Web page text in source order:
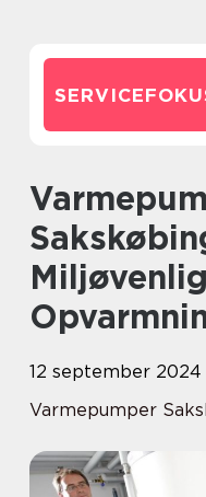
Varmepumper
Miljøvenlig
12 september 2024
Varmepumper